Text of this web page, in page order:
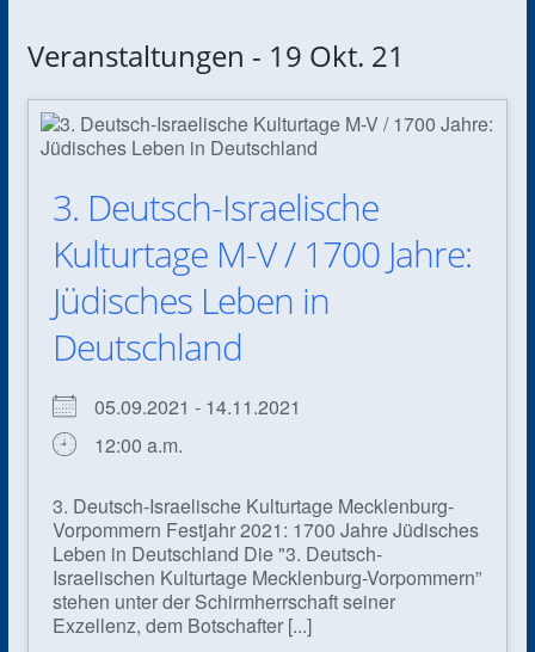
Veranstaltungen - 19 Okt. 21
3. Deutsch-Israelische
Kulturtage M-V / 1700 Jahre:
Jüdisches Leben in
Deutschland
05.09.2021 - 14.11.2021
12:00 a.m.
3. Deutsch-Israelische Kulturtage Mecklenburg-
Vorpommern Festjahr 2021: 1700 Jahre Jüdisches
Leben in Deutschland Die "3. Deutsch-
Israelischen Kulturtage Mecklenburg-Vorpommern”
stehen unter der Schirmherrschaft seiner
Exzellenz, dem Botschafter [...]